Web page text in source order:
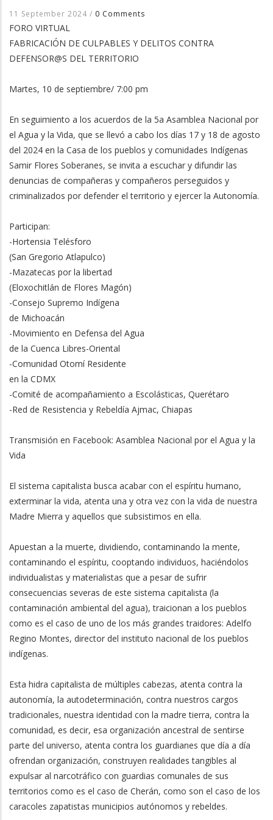
11 September 2024 / 0 Comments
FORO VIRTUAL
FABRICACIÓN DE CULPABLES Y DELITOS CONTRA
DEFENSOR@S DEL TERRITORIO
Martes, 10 de septiembre/ 7:00 pm
En seguimiento a los acuerdos de la 5a Asamblea Nacional por
el Agua y la Vida, que se llevó a cabo los días 17 y 18 de agosto
del 2024 en la Casa de los pueblos y comunidades Indígenas
Samir Flores Soberanes, se invita a escuchar y difundir las
denuncias de compañeras y compañeros perseguidos y
criminalizados por defender el territorio y ejercer la Autonomía.
Participan:
-Hortensia Telésforo
(San Gregorio Atlapulco)
-Mazatecas por la libertad
(Eloxochitlán de Flores Magón)
-Consejo Supremo Indígena
de Michoacán
-Movimiento en Defensa del Agua
de la Cuenca Libres-Oriental
-Comunidad Otomí Residente
en la CDMX
-Comité de acompañamiento a Escolásticas, Querétaro
-Red de Resistencia y Rebeldía Ajmac, Chiapas
Transmisión en Facebook: Asamblea Nacional por el Agua y la
Vida
El sistema capitalista busca acabar con el espíritu humano,
exterminar la vida, atenta una y otra vez con la vida de nuestra
Madre Mierra y aquellos que subsistimos en ella.
Apuestan a la muerte, dividiendo, contaminando la mente,
contaminando el espíritu, cooptando individuos, haciéndolos
individualistas y materialistas que a pesar de sufrir
consecuencias severas de este sistema capitalista (la
contaminación ambiental del agua), traicionan a los pueblos
como es el caso de uno de los más grandes traidores: Adelfo
Regino Montes, director del instituto nacional de los pueblos
indígenas.
Esta hidra capitalista de múltiples cabezas, atenta contra la
autonomía, la autodeterminación, contra nuestros cargos
tradicionales, nuestra identidad con la madre tierra, contra la
comunidad, es decir, esa organización ancestral de sentirse
parte del universo, atenta contra los guardianes que día a día
ofrendan organización, construyen realidades tangibles al
expulsar al narcotráfico con guardias comunales de sus
territorios como es el caso de Cherán, como son el caso de los
caracoles zapatistas municipios autónomos y rebeldes.